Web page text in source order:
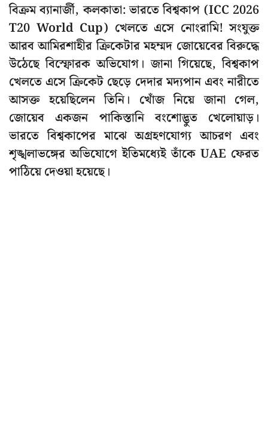
বিক্রম ব্যানার্জী, কলকাতা: ভারতে বিশ্বকাপ (ICC 2026
T20 World Cup) খেলতে এসে নোংরামি! সংযুক্ত
আরব আমিরশাহীর ক্রিকেটার মহম্মদ জোয়েবের বিরুদ্ধে
উঠেছে বিস্ফোরক অভিযোগ। জানা গিয়েছে, বিশ্বকাপ
খেলতে এসে ক্রিকেট ছেড়ে দেদার মদ্যপান এবং নারীতে
আসক্ত হয়েছিলেন তিনি। খোঁজ নিয়ে জানা গেল,
জোয়েব একজন পাকিস্তানি বংশোদ্ভুত খেলোয়াড়।
ভারতে বিশ্বকাপের মাঝে অগ্রহণযোগ্য আচরণ এবং
শৃঙ্খলাভঙ্গের অভিযোগে ইতিমধ্যেই তাঁকে UAE ফেরত
পাঠিয়ে দেওয়া হয়েছে।